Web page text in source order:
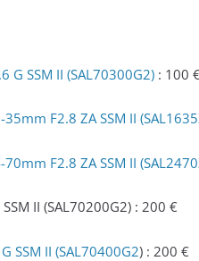
SSM II (SAL70300G2) : 100 €
F2.8 ZA SSM II
F2.8 ZA SSM II
II (SAL70200G2) : 200 €
SSM II (SAL70400G2) : 200 €